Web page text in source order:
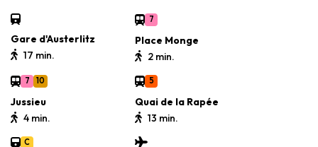
Gare d'Austerlitz
17 min.
7
Place Monge
2 min.
7 10
Jussieu
4 min.
5
Quai de la Rapée
13 min.
C